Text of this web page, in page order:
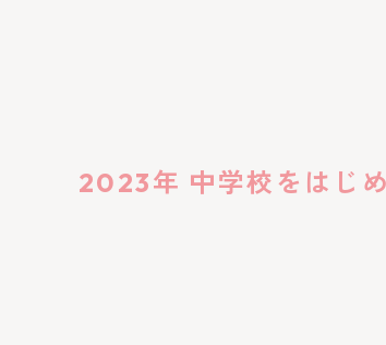
2023年 中学校をはじ